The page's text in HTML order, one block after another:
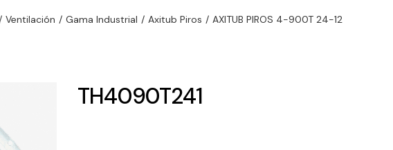
y
de
y
Ventilación
ventilación
Iluminación
Ventilación / Gama Industrial / Axitub Piros / AXITUB PIROS 4-900T 24-12
TH4090T241